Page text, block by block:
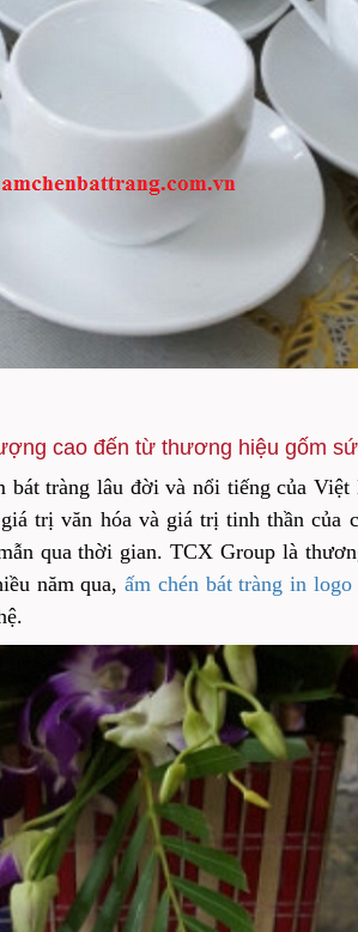
cao đến từ thương hiệu gốm
bát tràng lâu đời và nổi tiếng của
trị văn hóa và giá trị tinh thần
qua thời gian. TCX Group là
năm qua,ấm chén bát tràng in logo